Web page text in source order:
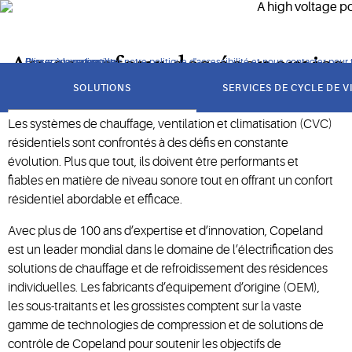
Cliquez pour consulter notre politique d'accessibilité et nous contacter
Passer à la navigation
Passer au contenu
Passer à la recherche
SOLUTIONS SERVICES DE CYCLE DE
Au carrefour des économies
Les systèmes de chauffage, ventilation et climatisation (CVC)
résidentiels sont confrontés à des défis en constante
évolution. Plus que tout, ils doivent être performants et
fiables en matière de niveau sonore tout en offrant un confort
résidentiel abordable et efficace.
Avec plus de 100 ans d’expertise et d’innovation, Copeland
est un leader mondial dans le domaine de l’électrification des
solutions de chauffage et de refroidissement des résidences
individuelles. Les fabricants d’équipement d’origine (OEM),
les sous-traitants et les grossistes comptent sur la vaste
gamme de technologies de compression et de solutions de
contrôle de Copeland pour soutenir les objectifs de